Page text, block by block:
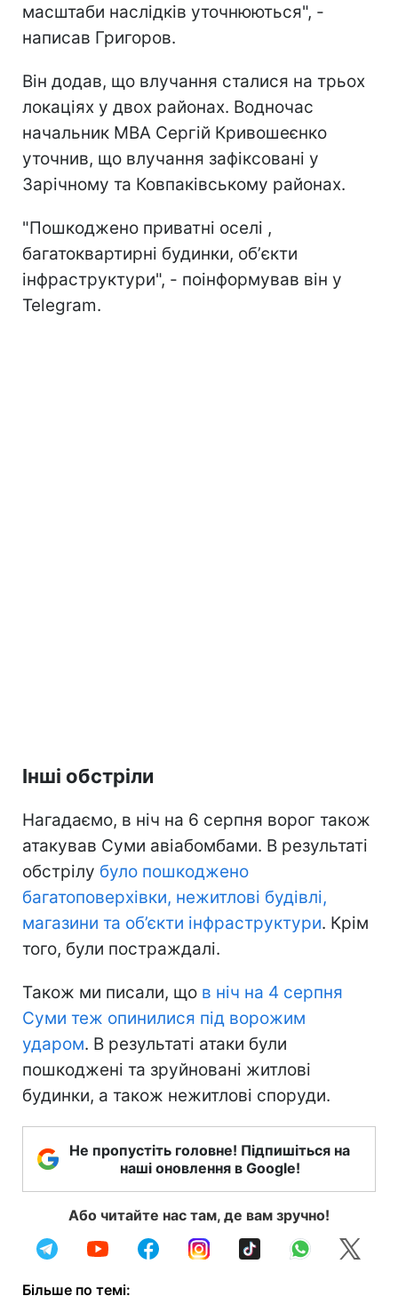
масштаби наслідків уточнюються", -
написав Григоров.
Він додав, що влучання сталися на трьох
локаціях у двох районах. Водночас
начальник МВА Сергій Кривошеєнко
уточнив, що влучання зафіксовані у
Зарічному та Ковпаківському районах.
"Пошкоджено приватні оселі ,
багатоквартирні будинки, обʼєкти
інфраструктури", - поінформував він у
Telegram.
Інші обстріли
Нагадаємо, в ніч на 6 серпня ворог також
атакував Суми авіабомбами. В результаті
обстрілу було пошкоджено
багатоповерхівки, нежитлові будівлі,
магазини та об’єкти інфраструктури. Крім
того, були постраждалі.
Також ми писали, що в ніч на 4 серпня
Суми теж опинилися під ворожим
ударом. В результаті атаки були
пошкоджені та зруйновані житлові
будинки, а також нежитлові споруди.
Не пропустіть головне! Підпишіться на
наші оновлення в Google!
Або читайте нас там, де вам зручно!
Більше по темі: